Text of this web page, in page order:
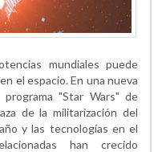
mundiales puede
el espacio. En una nueva
"Star Wars" de
de la militarización del
y las tecnologías en el
han crecido